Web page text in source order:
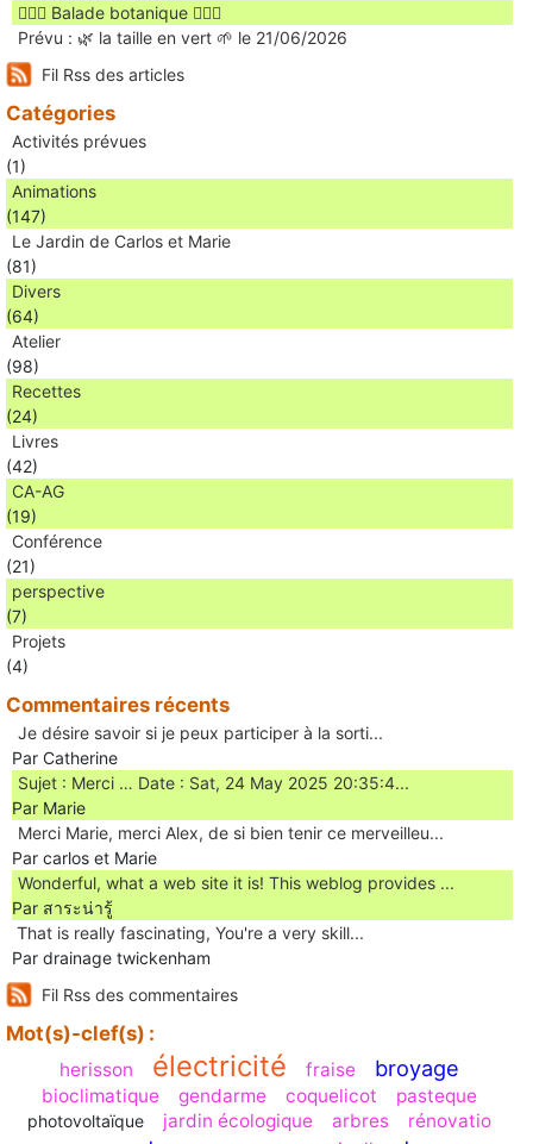
🚶🏻‍♀️ Balade botanique 🚶🏻‍♂️
Prévu : 🌿 la taille en vert 🌱 le 21/06/2026
Fil Rss des articles
Catégories
Activités prévues
(1)
Animations
(147)
Le Jardin de Carlos et Marie
(81)
Divers
(64)
Atelier
(98)
Recettes
(24)
Livres
(42)
CA-AG
(19)
Conférence
(21)
perspective
(7)
Projets
(4)
Commentaires récents
Je désire savoir si je peux participer à la sorti...
Par Catherine
Sujet : Merci … Date : Sat, 24 May 2025 20:35:4...
Par Marie
Merci Marie, merci Alex, de si bien tenir ce merveilleu...
Par carlos et Marie
Wonderful, what a web site it is! This weblog provides ...
Par สาระน่ารู้
Ꭲhat is really fascinating, You'rе a very skill...
Par drainage twickenham
Fil Rss des commentaires
Mot(s)-clef(s) :
herisson électricité fraise broyage
bioclimatique gendarme coquelicot pasteque
photovoltaïque jardin écologique arbres rénovatio